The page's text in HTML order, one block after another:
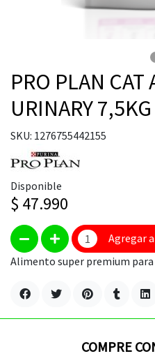
PRO PLAN CAT
URINARY 7,5KG
SKU: 1276755442155
Disponible
$ 47.990
Agregar
Alimento super premium
COMPRE